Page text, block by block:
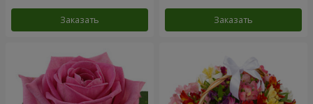
Заказать Заказать